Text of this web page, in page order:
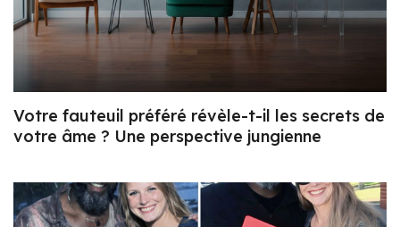
Votre fauteuil préféré révèle-t-il les secrets de
votre âme ? Une perspective jungienne